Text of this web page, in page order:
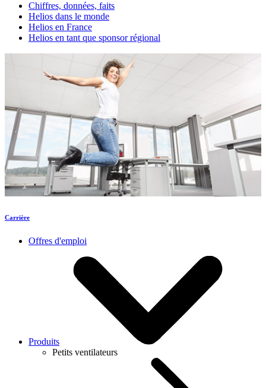
Chiffres, données, faits
Helios dans le monde
Helios en France
Helios en tant que sponsor régional
Carrière
Offres d'emploi
Produits
Petits ventilateurs